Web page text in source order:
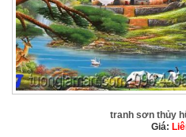
tranh sơn thủy
Giá: